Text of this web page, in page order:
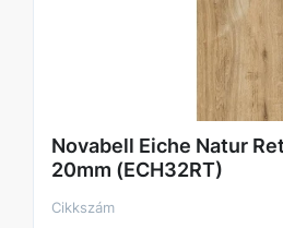
Novabell Eiche Natur
20mm (ECH32RT)
Cikkszám